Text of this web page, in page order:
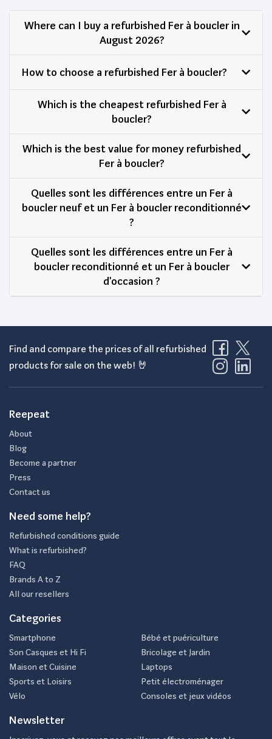
Where can I buy a refurbished Fer à boucler in
August 2026?
How to choose a refurbished Fer à boucler?
Which is the cheapest refurbished Fer à
boucler?
Which is the best value for money refurbished
Fer à boucler?
Quelles sont les différences entre un Fer à
boucler neuf et un Fer à boucler reconditionné
?
Quelles sont les différences entre un Fer à
boucler reconditionné et un Fer à boucler
d'occasion ?
Find and compare the prices of all refurbished
products for sale on the web! 🤘
Reepeat
About
Blog
Become a partner
Press
Contact us
Need some help?
Refurbished conditions guide
What is refurbished?
FAQ
Brands A to Z
All our resellers
Categories
Smartphone
Son Casques et Hi Fi
Maison et Cuisine
Sports et Loisirs
Vélo
Bébé et puériculture
Bricolage et Jardin
Laptops
Petit électroménager
Consoles et jeux vidéos
Newsletter